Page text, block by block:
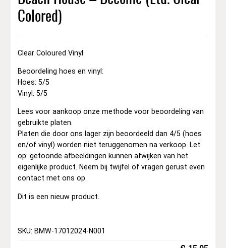
Colored)
Clear Coloured Vinyl
Beoordeling hoes en vinyl:
Hoes: 5/5
Vinyl: 5/5
Lees voor aankoop onze methode voor beoordeling van
gebruikte platen.
Platen die door ons lager zijn beoordeeld dan 4/5 (hoes
en/of vinyl) worden niet teruggenomen na verkoop. Let
op: getoonde afbeeldingen kunnen afwijken van het
eigenlijke product. Neem bij twijfel of vragen gerust even
contact met ons op.
Dit is een nieuw product.
SKU: BMW-17012024-N001